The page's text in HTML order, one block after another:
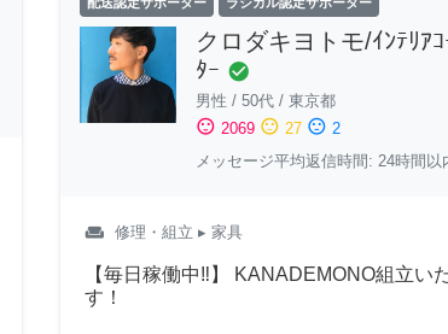
配送認定サポーター ラシカル認定サポーター
クロダキヨトモ/ｲﾝﾃﾘｱｺ
ﾀｰ check_circle
男性 / 50代/ 東京都
sentiment_satisfied 2069 sentiment_neutral 27 sentiment_dissatisfied 2
メッセージ平均返信時間: 24時間以
weekend 修理・組立 ▸ 家具
【毎日稼働中‼︎】 KANADEMONO組立い
す！